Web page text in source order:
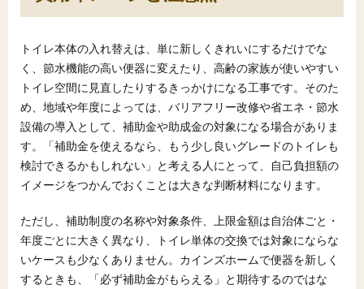
トイレ本体の入れ替えは、単に新しくきれいにするだけでな
く、節水機能の高い便器に変えたり、高齢の家族が使いやすい
トイレ空間に見直したりするきっかけになる工事です。そのた
め、地域や年度によっては、バリアフリー改修や省エネ・節水
設備の導入として、補助金や助成金の対象になる場合がありま
す。「補助金を使えるなら、もう少し良いグレードのトイレも
検討できるかもしれない」と考える人にとって、自己負担額の
イメージをつかんでおくことは大きな判断材料になります。
ただし、補助制度の名称や対象条件、上限金額は自治体ごと・
年度ごとに大きく異なり、トイレ単体の交換では対象にならな
いケースも少なくありません。カインズホームで便器を新しく
するときも、「必ず補助金がもらえる」と期待するのではな